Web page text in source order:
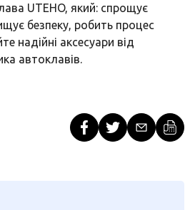
UTEHO, який: спрощує
безпеку, робить процес
надійні аксесуари від
автоклавів.